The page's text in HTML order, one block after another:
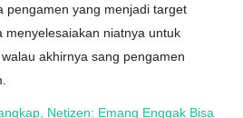
pengamen yang menjadi target
menyelesaiakan niatnya untuk
akhirnya sang pengamen
Netizen: Emang Enggak Bisa